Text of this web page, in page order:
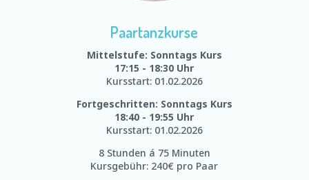
Paartanzkurse
Mittelstufe: Sonntags Kurs
17:15 - 18:30 Uhr
Kursstart: 01.02.2026
Fortgeschritten: Sonntags Kurs
18:40 - 19:55 Uhr
Kursstart: 01.02.2026
8 Stunden á 75 Minuten
Kursgebühr: 240€ pro Paar